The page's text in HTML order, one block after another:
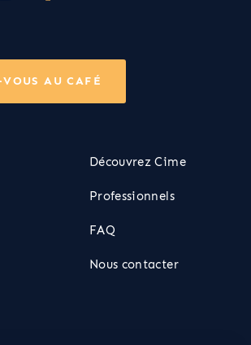
Découvrez Cime
Professionnels
FAQ
Nous contacter
AU CAFÉ